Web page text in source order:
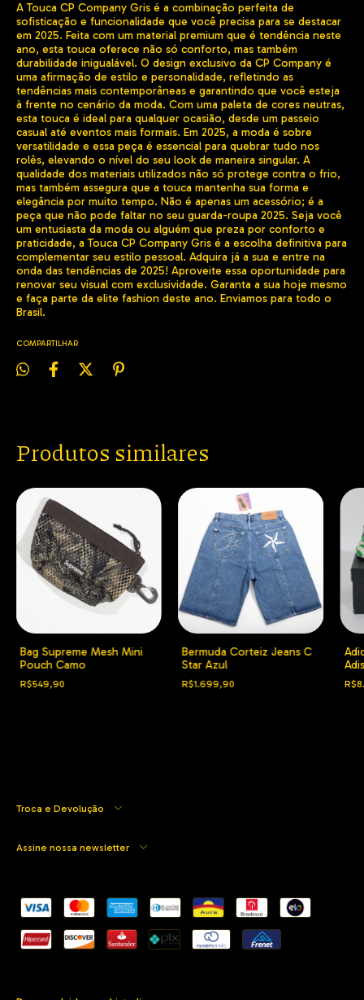
A Touca CP Company Gris é a combinação perfeita de
sofisticação e funcionalidade que você precisa para se destacar
em 2025. Feita com um material premium que é tendência neste
ano, esta touca oferece não só conforto, mas também
durabilidade inigualável. O design exclusivo da CP Company é
uma afirmação de estilo e personalidade, refletindo as
tendências mais contemporâneas e garantindo que você esteja
à frente no cenário da moda. Com uma paleta de cores neutras,
esta touca é ideal para qualquer ocasião, desde um passeio
casual até eventos mais formais. Em 2025, a moda é sobre
versatilidade e essa peça é essencial para quebrar tudo nos
rolês, elevando o nível do seu look de maneira singular. A
qualidade dos materiais utilizados não só protege contra o frio,
mas também assegura que a touca mantenha sua forma e
elegância por muito tempo. Não é apenas um acessório; é a
peça que não pode faltar no seu guarda-roupa 2025. Seja você
um entusiasta da moda ou alguém que preza por conforto e
praticidade, a Touca CP Company Gris é a escolha definitiva para
complementar seu estilo pessoal. Adquira já a sua e entre na
onda das tendências de 2025! Aproveite essa oportunidade para
renovar seu visual com exclusividade. Garanta a sua hoje mesmo
e faça parte da elite fashion deste ano. Enviamos para todo o
Brasil.
COMPARTILHAR
Produtos similares
Bag Supreme Mesh Mini
Pouch Camo
R$549,90
Bermuda Corteiz Jeans C
Star Azul
R$1.699,90
Troca e Devolução
Assine nossa newsletter